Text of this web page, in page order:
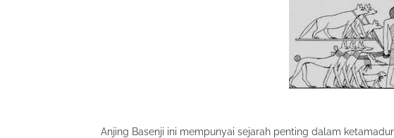
Anjing Basenji ini mempunyai sejarah penting dalam